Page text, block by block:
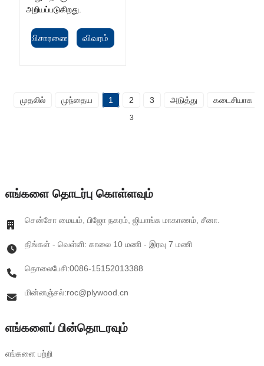
அறியப்படுகிறது.
விசாரணை விவரம்
முதலில் முந்தைய 1 2 3 அடுத்து கடைசியாக
3
எங்களை தொடர்பு கொள்ளவும்
சென்சோ மையம், பிஜோ நகரம், ஜியாங்சு மாகாணம், சீனா.
திங்கள் - வெள்ளி: காலை 10 மணி - இரவு 7 மணி
தொலைபேசி:0086-15152013388
மின்னஞ்சல்:roc@plywood.cn
எங்களைப் பின்தொடரவும்
எங்களை பற்றி